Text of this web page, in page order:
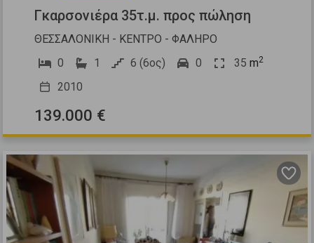
Γκαρσονιέρα 35τ.μ. προς πώληση
ΘΕΣΣΑΛΟΝΙΚΗ - ΚΕΝΤΡΟ - ΦΑΛΗΡΟ
0
1 6 (6ος) 0 35 m2
2010
139.000 €